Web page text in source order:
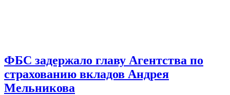
ФБС задержало главу Агентства по
страхованию вкладов Андрея
Мельникова